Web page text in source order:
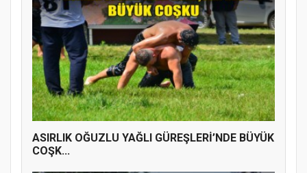
ASIRLIK OĞUZLU YAĞLI GÜREŞLERİ’NDE BÜYÜK
COŞK...